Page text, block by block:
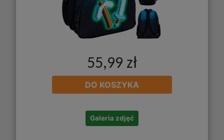
55,99 zł
DO KOSZYKA
Galeria zdjęć